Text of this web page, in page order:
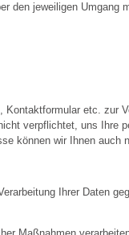
den jeweiligen Umgang
Kontaktformular etc. zur
verpflichtet, uns Ihre
können wir Ihnen auch
Ihrer Daten